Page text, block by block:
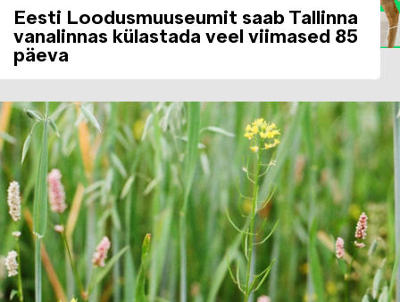
Eesti Loodusmuuseumit saab Tallinna
vanalinnas külastada veel viimased 85
päeva
Image